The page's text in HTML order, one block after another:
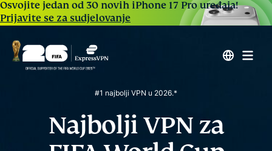
Osvojite jedan od 30 novih iPhone 17 Pro uređaja!
Prijavite se za sudjelovanje
#1 najbolji VPN u 2026.*
Najbolji VPN za